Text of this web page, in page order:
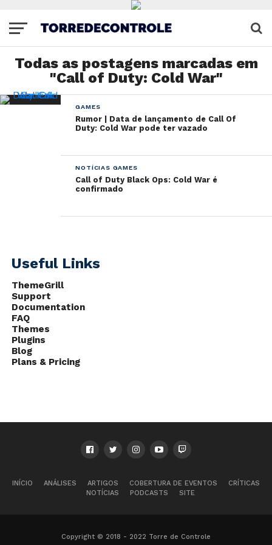
Todas as postagens marcadas em
"Call of Duty: Cold War"
GAMES
Rumor | Data de lançamento de Call Of
Duty: Cold War pode ter vazado
NOTÍCIAS GAMES
Call of Duty Black Ops: Cold War é
confirmado
Useful Links
ThemeGrill
Support
Documentation
FAQ
Themes
Plugins
Blog
Plans & Pricing
INÍCIO ANÁLISES ARTIGOS COBERTURA DE EVENTOS
CRÍTICAS
NOTÍCIAS
PODCASTS SITE
Copyright © 2018 - 2022 Torre de Controle